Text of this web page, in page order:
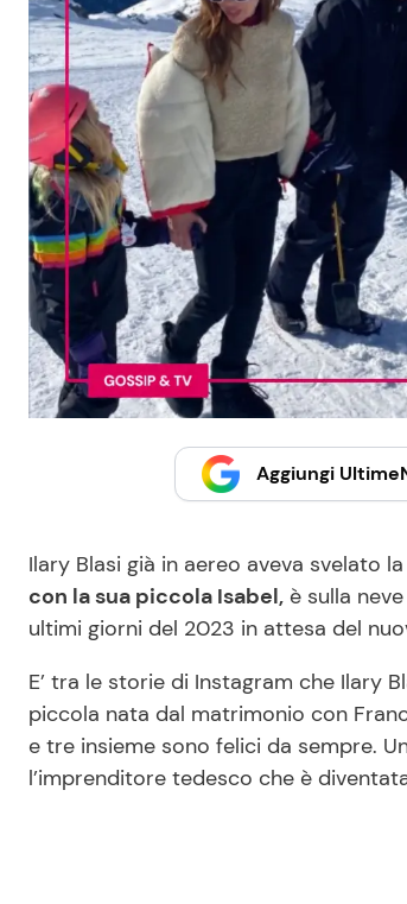
Aggiungi
Ilary Blasi già in aereo aveva svelato
con la sua piccola Isabel, è sulla
ultimi giorni del 2023 in attesa del
E’ tra le storie di Instagram che Ilary
piccola nata dal matrimonio con
e tre insieme sono felici da sempre.
l’imprenditore tedesco che è